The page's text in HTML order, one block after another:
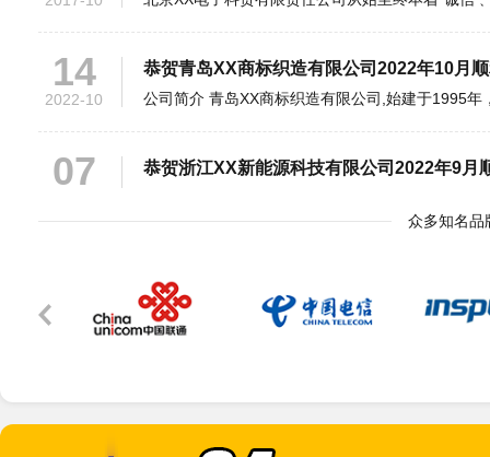
14
2022-10
07
2022-09
05 恭贺青岛XX机械制造有限公司2022年9月顺
23 恭贺青岛XX新材料有限公司2022年3月顺利
22 恭贺青岛XX工贸有限公司2022年2月顺利通
众多知名品